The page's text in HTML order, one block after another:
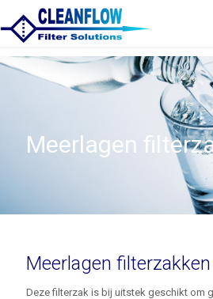
Meerlagen
Meerlagen filterzakken
Deze filterzak is bij uitstek geschikt om